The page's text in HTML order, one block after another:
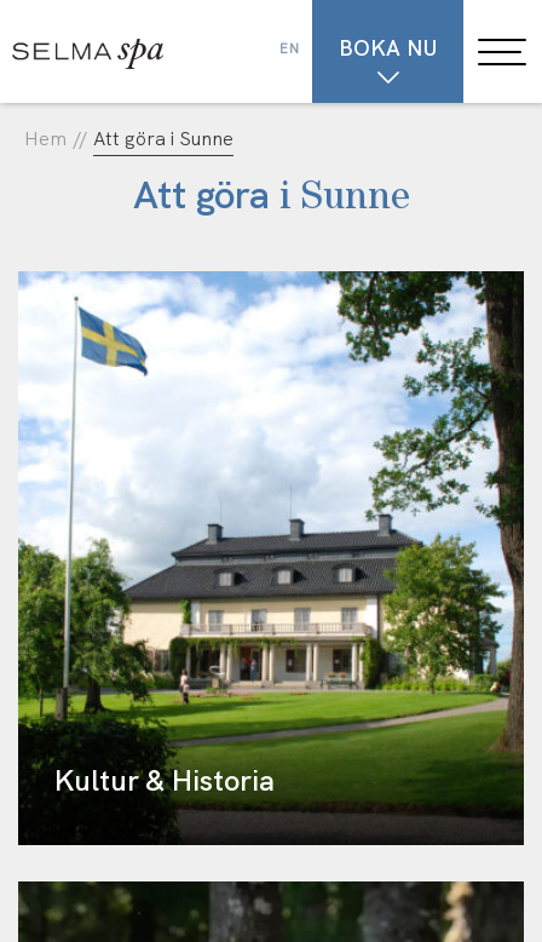
BOKA NU
EN
Hem // Att göra i Sunne
Att göra i Sunne
Kultur & Historia